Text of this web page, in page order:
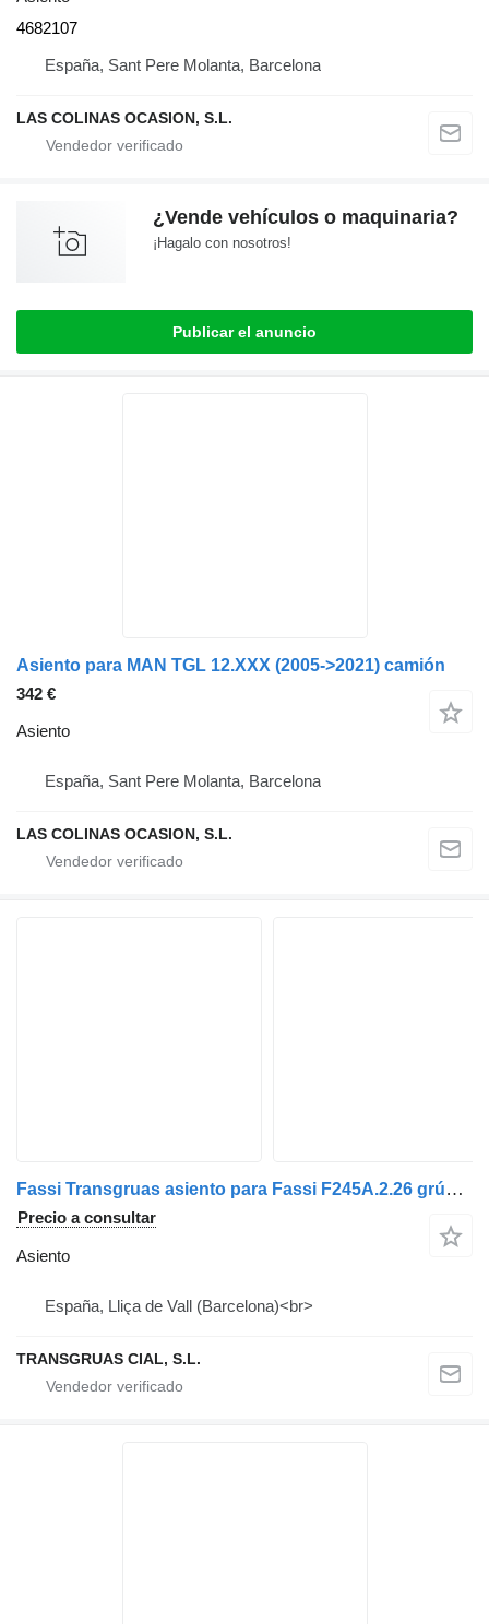
4682107
España, Sant Pere Molanta, Barcelona
LAS COLINAS OCASION, S.L.
¿Vende vehículos o maquinaria?
¡Hagalo con nosotros!
Publicar el anuncio
Asiento para MAN TGL 12.XXX (2005->2021) camión
342 €
Asiento
España, Sant Pere Molanta, Barcelona
LAS COLINAS OCASION, S.L.
Fassi Transgruas asiento para Fassi F245A.2.26 grúa autocargante
Precio a consultar
Asiento
España, Lliça de Vall (Barcelona)<br>
TRANSGRUAS CIAL, S.L.